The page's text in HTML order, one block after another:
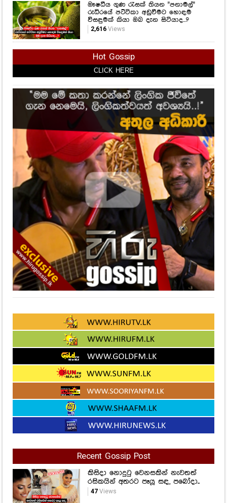
ඖෂධීය ගුණ රැසක් තියන "පනාමල්"
රුධිරයේ පට්ටිකා අඩුවීමට හොඳම
විසඳුමක් කියා ඔබ දැන සිටියාද...?
2,616Views
Hot Gossip
CLICK HERE
CLICK HERE
Recent Gossip Post
කිසිදා නොදුටු වෙනසකින් නැවතත්
රසිකයින් අතරට පෑයූ සඳ, පබෝදා..
47Views